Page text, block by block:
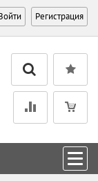
Регистрация